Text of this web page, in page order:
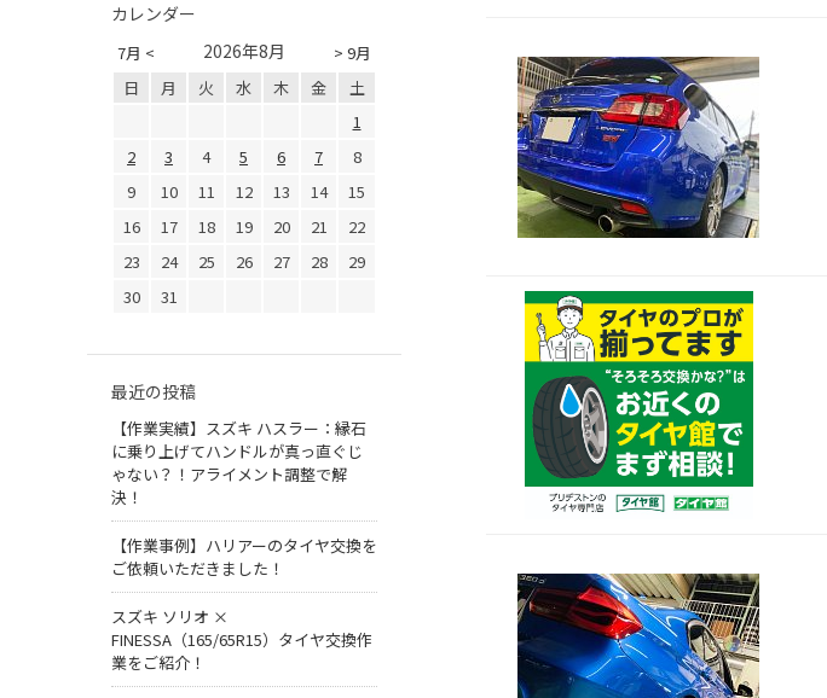
カレンダー
7月 < > 9月
2026年8月
日 月 火 水 木 金
土
1
2
3 4 5 6 7
8
9
10 11 12 13 14
15
16
17 18 19 20 21
22
23
24 25 26 27 28
29
30
31
最近の投稿
【作業実績】スズキ ハスラー：縁石
に乗り上げてハンドルが真っ直ぐじ
ゃない？！アライメント調整で解
決！
【作業事例】ハリアーのタイヤ交換を
ご依頼いただきました！
スズキ ソリオ ×
FINESSA（165/65R15）タイヤ交換作
業をご紹介！